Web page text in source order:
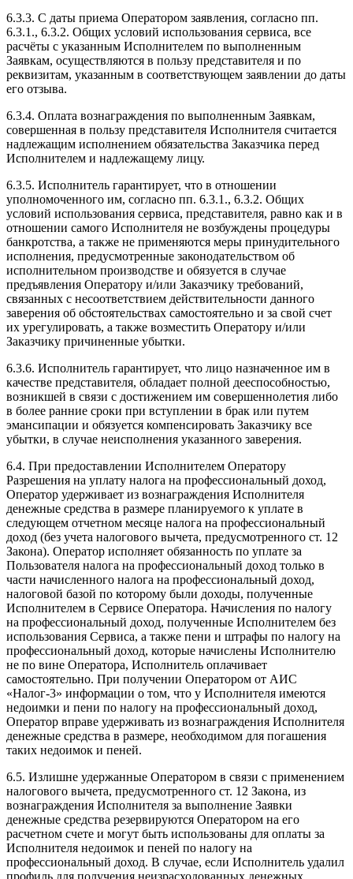
6.3.3. С даты приема Оператором заявления, согласно пп.
6.3.1., 6.3.2. Общих условий использования сервиса, все
расчёты с указанным Исполнителем по выполненным
Заявкам, осуществляются в пользу представителя и по
реквизитам, указанным в соответствующем заявлении до даты
его отзыва.
6.3.4. Оплата вознаграждения по выполненным Заявкам,
совершенная в пользу представителя Исполнителя считается
надлежащим исполнением обязательства Заказчика перед
Исполнителем и надлежащему лицу.
6.3.5. Исполнитель гарантирует, что в отношении
уполномоченного им, согласно пп. 6.3.1., 6.3.2. Общих
условий использования сервиса, представителя, равно как и в
отношении самого Исполнителя не возбуждены процедуры
банкротства, а также не применяются меры принудительного
исполнения, предусмотренные законодательством об
исполнительном производстве и обязуется в случае
предъявления Оператору и/или Заказчику требований,
связанных с несоответствием действительности данного
заверения об обстоятельствах самостоятельно и за свой счет
их урегулировать, а также возместить Оператору и/или
Заказчику причиненные убытки.
6.3.6. Исполнитель гарантирует, что лицо назначенное им в
качестве представителя, обладает полной дееспособностью,
возникшей в связи с достижением им совершеннолетия либо
в более ранние сроки при вступлении в брак или путем
эмансипации и обязуется компенсировать Заказчику все
убытки, в случае неисполнения указанного заверения.
6.4. При предоставлении Исполнителем Оператору
Разрешения на уплату налога на профессиональный доход,
Оператор удерживает из вознаграждения Исполнителя
денежные средства в размере планируемого к уплате в
следующем отчетном месяце налога на профессиональный
доход (без учета налогового вычета, предусмотренного ст. 12
Закона). Оператор исполняет обязанность по уплате за
Пользователя налога на профессиональный доход только в
части начисленного налога на профессиональный доход,
налоговой базой по которому были доходы, полученные
Исполнителем в Сервисе Оператора. Начисления по налогу
на профессиональный доход, полученные Исполнителем без
использования Сервиса, а также пени и штрафы по налогу на
профессиональный доход, которые начислены Исполнителю
не по вине Оператора, Исполнитель оплачивает
самостоятельно. При получении Оператором от АИС
«Налог-3» информации о том, что у Исполнителя имеются
недоимки и пени по налогу на профессиональный доход,
Оператор вправе удерживать из вознаграждения Исполнителя
денежные средства в размере, необходимом для погашения
таких недоимок и пеней.
6.5. Излишне удержанные Оператором в связи с применением
налогового вычета, предусмотренного ст. 12 Закона, из
вознаграждения Исполнителя за выполнение Заявки
денежные средства резервируются Оператором на его
расчетном счете и могут быть использованы для оплаты за
Исполнителя недоимок и пеней по налогу на
профессиональный доход. В случае, если Исполнитель удалил
профиль для получения неизрасходованных денежных